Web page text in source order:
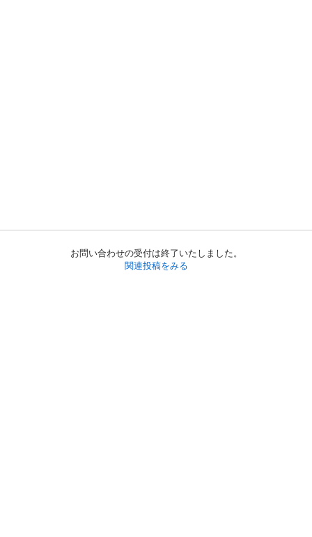
お問い合わせの受付は終了いたしました。
関連投稿をみる